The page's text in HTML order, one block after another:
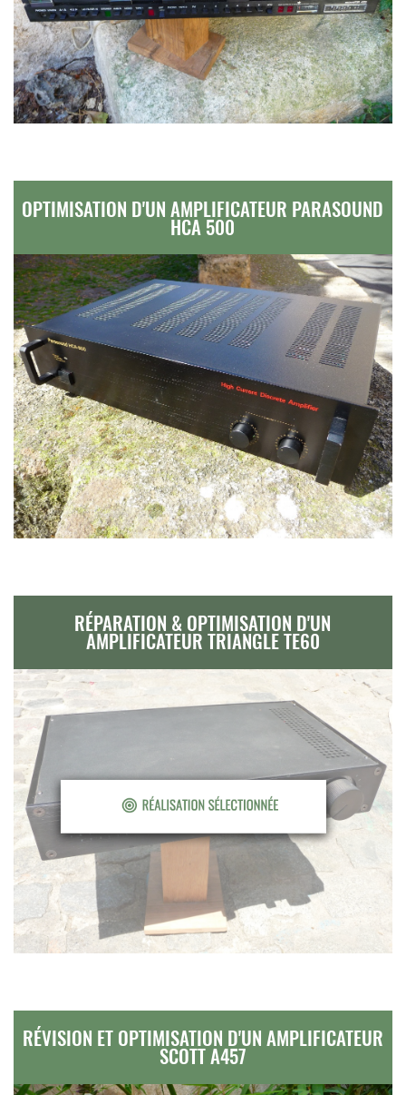
OPTIMISATION D'UN AMPLIFICATEUR PARASOUND
HCA 500
RÉPARATION & OPTIMISATION D'UN
AMPLIFICATEUR TRIANGLE TE60
RÉVISION ET OPTIMISATION D'UN AMPLIFICATEUR
SCOTT A457